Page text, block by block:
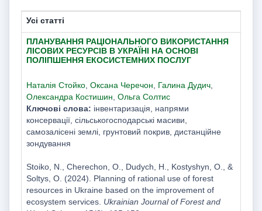
Усі статті
ПЛАНУВАННЯ РАЦІОНАЛЬНОГО ВИКОРИСТАННЯ
ЛІСОВИХ РЕСУРСІВ В УКРАЇНІ НА ОСНОВІ
ПОЛІПШЕННЯ ЕКОСИСТЕМНИХ ПОСЛУГ
Наталія Стойко, Оксана Черечон Галина Дудич,
Олександра Костишин Ольга Солтис
Ключові слова: інвентаризація, напрями
консервації, сільськогосподарські масиви,
самозалісені землі, грунтовий покрив, дистанційне
зондування
Stoiko, N., Cherechon, O., Dudych, H., Kostyshyn, O., &
Soltys, O. (2024). Planning of rational use of forest
resources in Ukraine based on the improvement of
ecosystem services. Ukrainian Journal of Forest and